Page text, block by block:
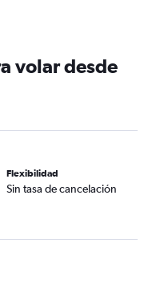
volar desde
Flexibilidad
Sin tasa de cancelación